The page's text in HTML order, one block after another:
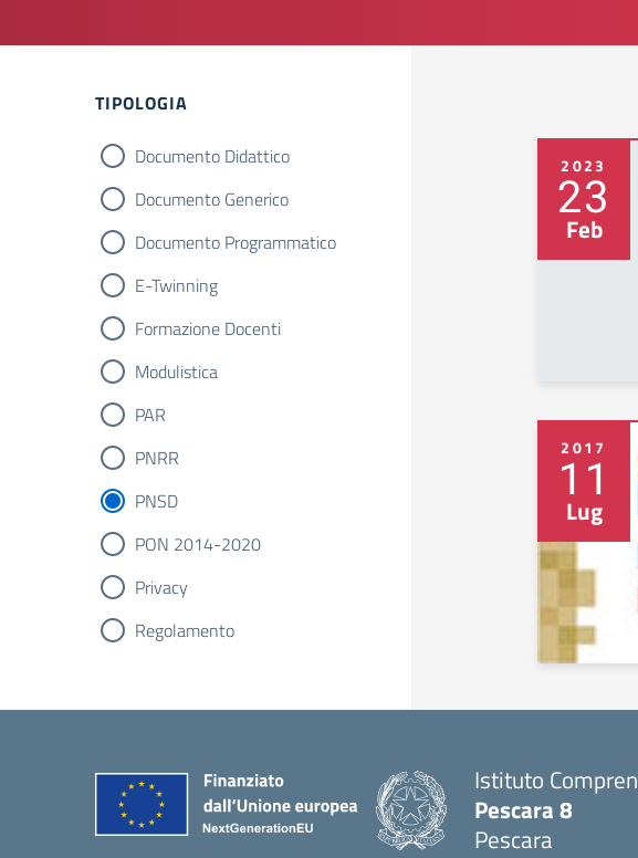
Filtri
TIPOLOGIA
Documento Didattico
Documento Generico
Documento Programmatico
E-Twinning
Formazione Docenti
Modulistica
PAR
PNRR
PNSD
PON 2014-2020
Privacy
Regolamento
2023
23
Feb
2017
11
Lug
Istituto
Pescara 8
Pescara